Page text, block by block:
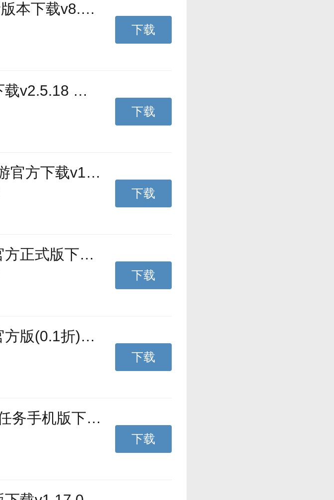
青鬼online最新版本下载v8.2.1 安卓官方版
下载
回家的猫游戏下载v2.5.18 安卓版
下载
辉烬embers手游官方下载v1.0.0 安卓版
下载
逍遥情缘手游官方正式版下载v1.2.0 安卓版
下载
海洋王国手游官方版(0.1折)下载v1.0.3 安卓最新版
下载
帝国与难题rpg任务手机版下载v81.0.0 安卓版
下载